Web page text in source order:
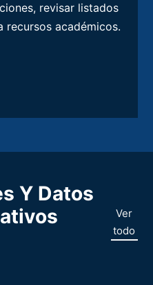
revisar listados
recursos académicos.
Y Datos
Ver
todo